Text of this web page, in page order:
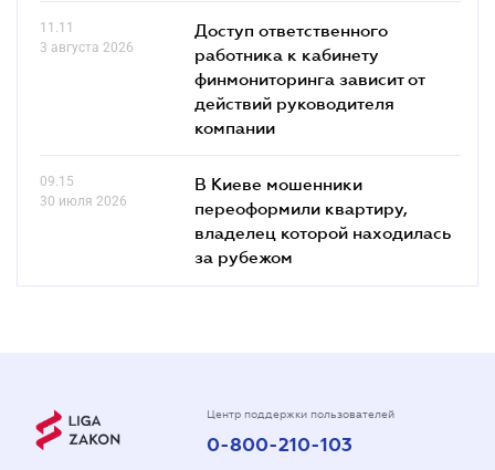
11.11
3 августа 2026
Доступ ответственного
работника к кабинету
финмониторинга зависит от
действий руководителя
компании
09.15
30 июля 2026
В Киеве мошенники
переоформили квартиру,
владелец которой находилась
за рубежом
Центр поддержки пользователей
0-800-210-103